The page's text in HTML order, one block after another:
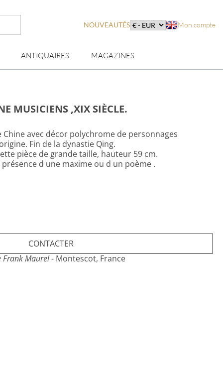
NOUVEAUTÉS Mon compte
ANTIQUAIRES MAGAZINES
MUSICIENS ,XIX SIÈCLE.
avec décor polychrome de personnages
Fin de la dynastie Qing.
pièce de grande taille, hauteur 59 cm.
d une maxime ou d un poème .
CONTACTER
Frank Maurel- Montescot, France